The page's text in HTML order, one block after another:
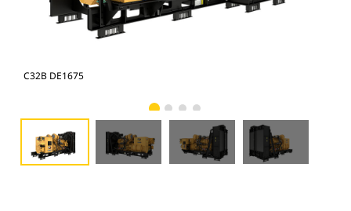
C32B DE1675